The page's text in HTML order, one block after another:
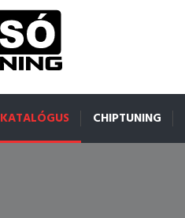
KATALÓGUS CHIPTUNING